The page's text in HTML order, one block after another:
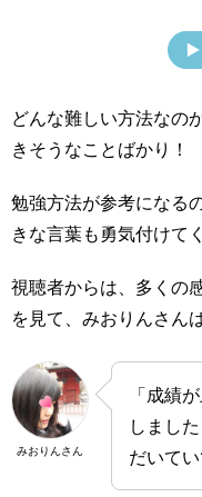
どんな難しい方法なの
きそうなことばかり！
勉強方法が参考になる
きな言葉も勇気付けて
視聴者からは、多くの
を見て、みおりんさん
みおりんさん
「成績
しまし
だいて